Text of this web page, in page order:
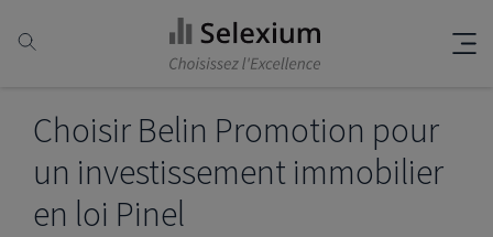
Choisir Belin Promotion pour
un investissement immobilier
en loi Pinel